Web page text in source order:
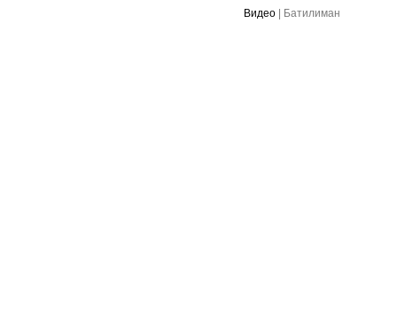
Видео Батилиман